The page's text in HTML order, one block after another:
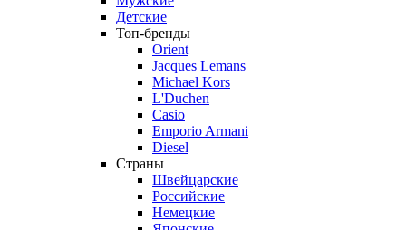
Детские
Топ-бренды
Orient
Jacques Lemans
Michael Kors
L'Duchen
Casio
Emporio Armani
Diesel
Страны
Швейцарские
Российские
Немецкие